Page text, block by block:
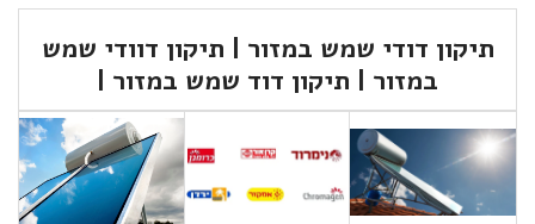
תיקון דודי שמש במזור | תיקון דוודי שמש
במזור | תיקון דוד שמש במזור |